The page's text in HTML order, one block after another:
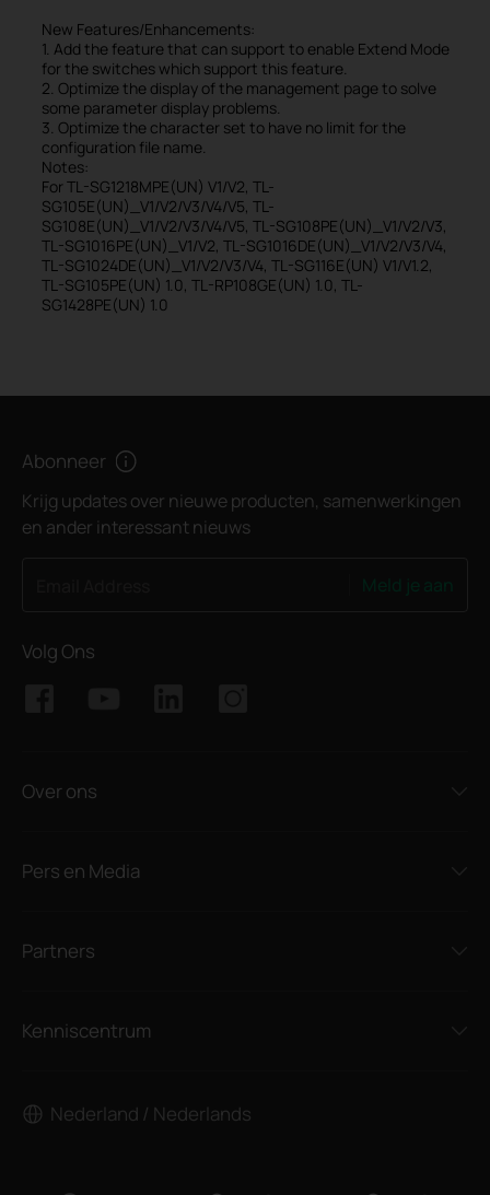
New Features/Enhancements:
1. Add the feature that can support to enable Extend Mode
for the switches which support this feature.
2. Optimize the display of the management page to solve
some parameter display problems.
3. Optimize the character set to have no limit for the
configuration file name.
Notes:
For TL-SG1218MPE(UN) V1/V2, TL-
SG105E(UN)_V1/V2/V3/V4/V5, TL-
SG108E(UN)_V1/V2/V3/V4/V5, TL-SG108PE(UN)_V1/V2/V3,
TL-SG1016PE(UN)_V1/V2, TL-SG1016DE(UN)_V1/V2/V3/V4,
TL-SG1024DE(UN)_V1/V2/V3/V4, TL-SG116E(UN) V1/V1.2,
TL-SG105PE(UN) 1.0, TL-RP108GE(UN) 1.0, TL-
SG1428PE(UN) 1.0
Abonneer
Krijg updates over nieuwe producten, samenwerkingen
en ander interessant nieuws
Volg Ons
Over ons
Pers en Media
Partners
Kenniscentrum
Nederland / Nederlands